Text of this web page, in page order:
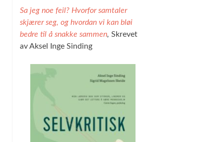
Sa jeg noe feil? Hvorfor samtaler
skjærer seg, og hvordan vi kan bløi
bedre til å snakke sammen, Skrevet
av Aksel Inge Sinding